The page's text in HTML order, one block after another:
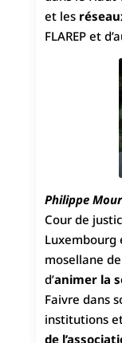
et les
FLAREP et
Philippe
Cour de
Luxembourg
mosellane
d’animer la
Faivre dans
institutions
de